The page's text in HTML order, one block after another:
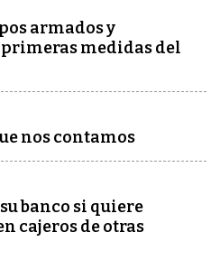
armados y
primeras medidas del
nos contamos
banco si quiere
cajeros de otras